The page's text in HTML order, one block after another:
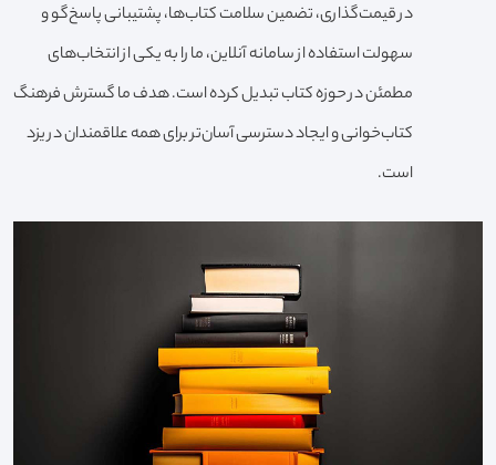
در قیمت‌گذاری، تضمین سلامت کتاب‌ها، پشتیبانی پاسخ‌گو و
سهولت استفاده از سامانه آنلاین، ما را به یکی از انتخاب‌های
مطمئن در حوزه کتاب تبدیل کرده است. هدف ما گسترش فرهنگ
کتاب‌خوانی و ایجاد دسترسی آسان‌تر برای همه علاقمندان در یزد
است.